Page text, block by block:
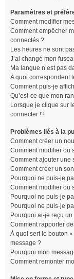
Paramètres et
Comment modifier
Comment empêcher
connectés ?
Les heures ne sont
J’ai changé mon
Ma langue n’est pas
A quoi correspondent
Comment puis-je
Qu’est-ce que mon
Lorsque je clique sur
connecter !?
Problèmes liés à la
Comment créer un
Comment modifier ou
Comment ajouter une
Comment créer un
Pourquoi ne puis-je
Comment modifier ou
Pourquoi ne puis-je
Pourquoi ne puis-je
Pourquoi ai-je reçu
Comment rapporter
À quoi sert le bouton
message ?
Pourquoi mon
Comment remonter